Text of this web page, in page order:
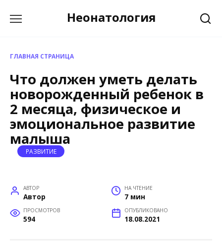
Неонатология
ГЛАВНАЯ СТРАНИЦА
Что должен уметь делать
новорожденный ребенок в
2 месяца, физическое и
эмоциональное развитие
малыша
РАЗВИТИЕ
АВТОР
Автор
НА ЧТЕНИЕ
7 мин
ПРОСМОТРОВ
594
ОПУБЛИКОВАНО
18.08.2021